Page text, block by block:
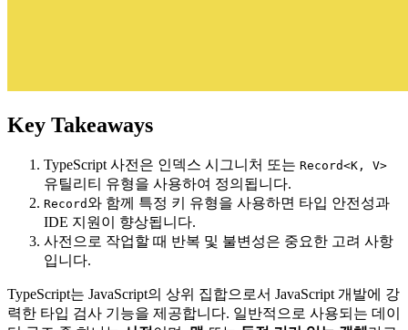
Key Takeaways
TypeScript 사전은 인덱스 시그니처 또는 Record<K, V>
유틸리티 유형을 사용하여 정의됩니다.
Record와 함께 특정 키 유형을 사용하면 타입 안전성과
IDE 지원이 향상됩니다.
사전으로 작업할 때 반복 및 불변성은 중요한 고려 사항
입니다.
TypeScript는 JavaScript의 상위 집합으로서 JavaScript 개발에 강
력한 타입 검사 기능을 제공합니다. 일반적으로 사용되는 데이